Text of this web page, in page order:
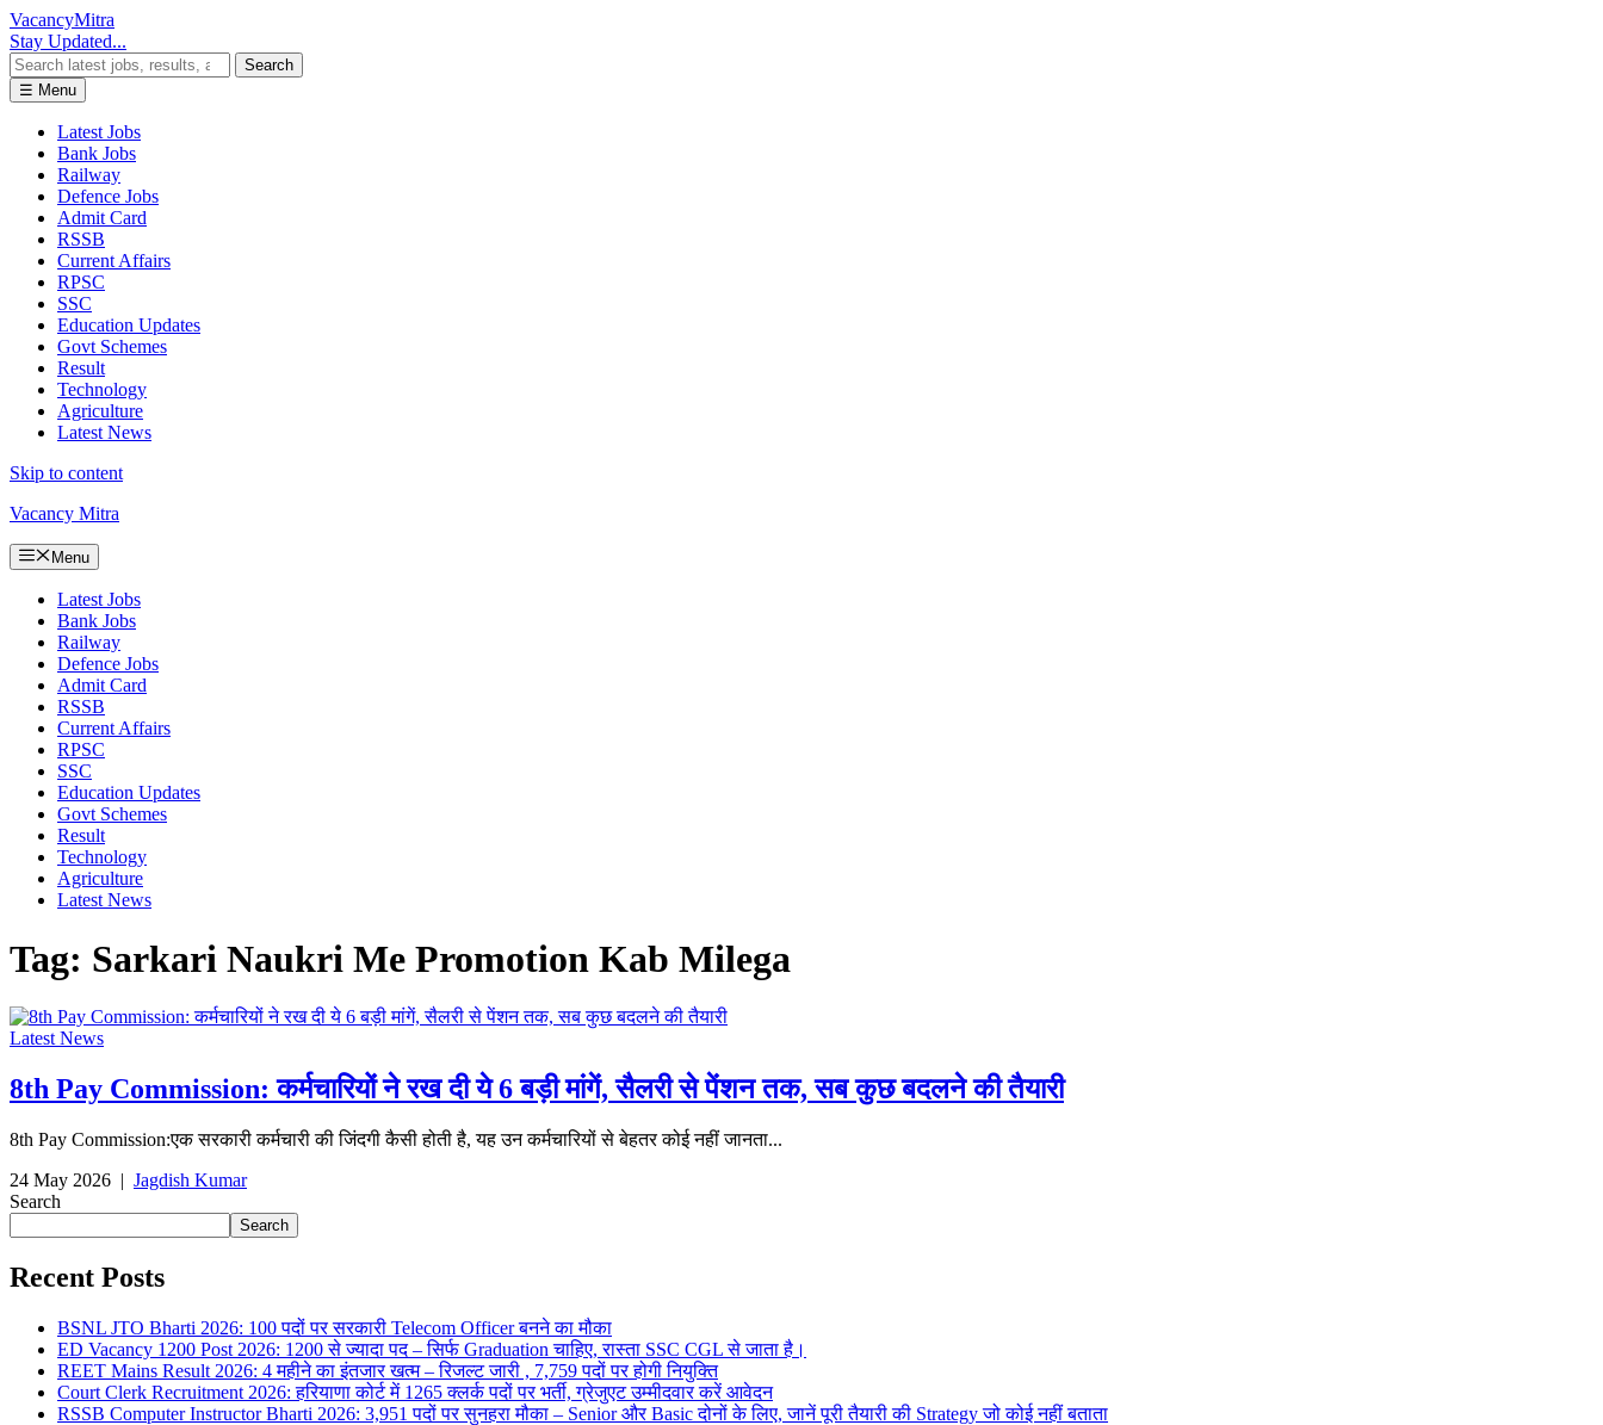
VacancyMitra
Stay Updated...
Search
☰ Menu
Latest Jobs
Bank Jobs
Railway
Defence Jobs
Admit Card
RSSB
Current Affairs
RPSC
SSC
Education Updates
Govt Schemes
Result
Technology
Agriculture
Latest News
Skip to content
Vacancy Mitra
Menu
Latest Jobs
Bank Jobs
Railway
Defence Jobs
Admit Card
RSSB
Current Affairs
RPSC
SSC
Education Updates
Govt Schemes
Result
Technology
Agriculture
Latest News
Tag: Sarkari Naukri Me Promotion Kab Milega
Latest News
8th Pay Commission: कर्मचारियों ने रख दी ये 6 बड़ी मांगें, सैलरी से पेंशन तक, सब कुछ बदलने की तैयारी
8th Pay Commission:एक सरकारी कर्मचारी की जिंदगी कैसी होती है, यह उन कर्मचारियों से बेहतर कोई नहीं जानता...
24 May 2026 | Jagdish Kumar
Search
Search
Recent Posts
BSNL JTO Bharti 2026: 100 पदों पर सरकारी Telecom Officer बनने का मौका
ED Vacancy 1200 Post 2026: 1200 से ज्यादा पद – सिर्फ Graduation चाहिए, रास्ता SSC CGL से जाता है।
REET Mains Result 2026: 4 महीने का इंतजार खत्म – रिजल्ट जारी , 7,759 पदों पर होगी नियुक्ति
Court Clerk Recruitment 2026: हरियाणा कोर्ट में 1265 क्लर्क पदों पर भर्ती, ग्रेजुएट उम्मीदवार करें आवेदन
RSSB Computer Instructor Bharti 2026: 3,951 पदों पर सुनहरा मौका – Senior और Basic दोनों के लिए, जानें पूरी तैयारी की Strategy जो कोई नहीं बताता